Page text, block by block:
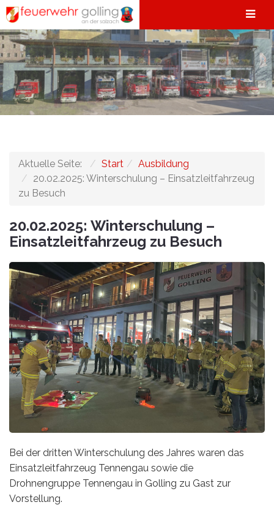
Aktuelle Seite: Start
Ausbildung
20.02.2025: Winterschulung – Einsatzleitfahrzeug
zu Besuch
20.02.2025: Winterschulung –
Einsatzleitfahrzeug zu Besuch
Bei der dritten Winterschulung des Jahres waren das
Einsatzleitfahrzeug Tennengau sowie die
Drohnengruppe Tennengau in Golling zu Gast zur
Vorstellung.